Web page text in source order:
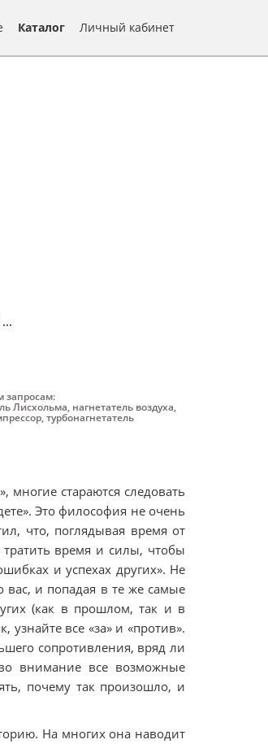
Каталог Личный кабинет
...
запросам:
Лисхольма, нагнетатель воздуха,
,турбонагнетатель
стараются следовать
Это философия не очень
что, поглядывая время от
время и силы, чтобы
и успехах других». Не
и попадая в те же самые
(как в прошлом, так и в
все «за» и «против».
сопротивления, вряд ли
внимание все возможные
почему так произошло, и
На многих она наводит